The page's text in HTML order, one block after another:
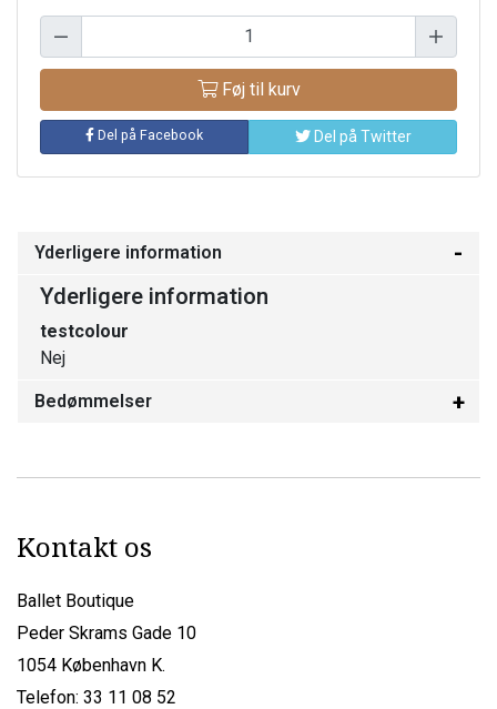
Føj til kurv
Del på Facebook Del på Twitter
Yderligere information
Yderligere information
testcolour
Nej
Bedømmelser
Kontakt os
Ballet Boutique
Peder Skrams Gade 10
1054 København K.
Telefon: 33 11 08 52